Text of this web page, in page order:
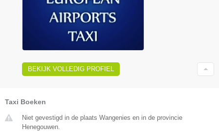
BEKIJK VOLLEDIG PROFIEL
Taxi Boeken
Niet gevestigd in de plaats Wangenies en in de provincie
Henegouwen.